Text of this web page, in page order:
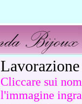
Cliccare sui
l'immagine